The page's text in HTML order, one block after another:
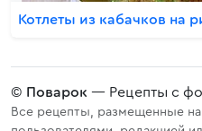
Котлеты из кабачков на
© Поварок — Рецепты с
Все рецепты, размещенные